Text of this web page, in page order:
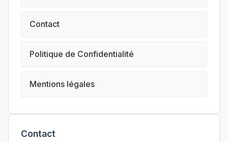
Contact
Politique de Confidentialité
Mentions légales
Contact